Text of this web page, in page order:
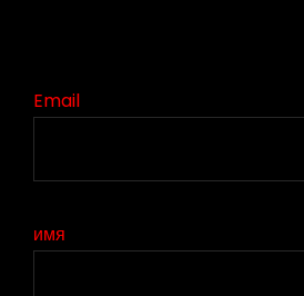
Email
имя